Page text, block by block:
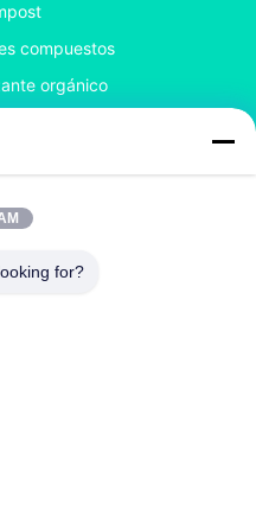
compuestos
orgánico
del BB
rodillo
for?